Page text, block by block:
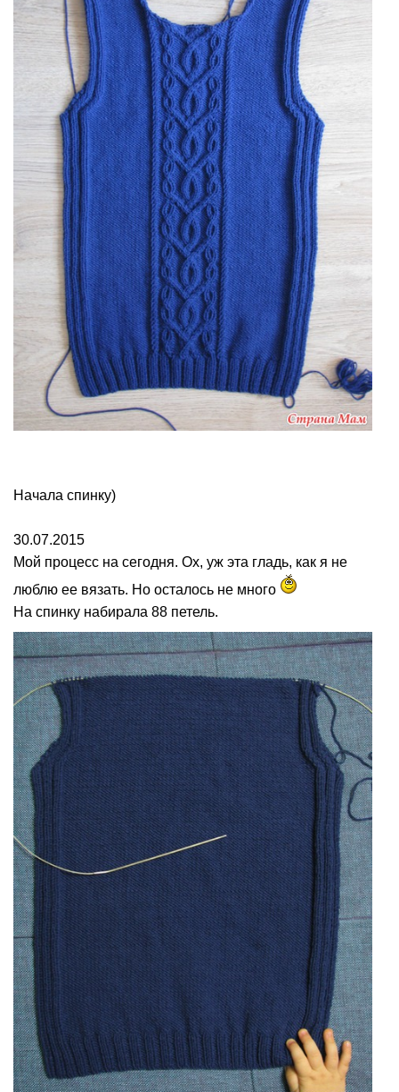
Начала спинку)
30.07.2015
Мой процесс на сегодня. Ох, уж эта гладь, как я не
люблю ее вязать. Но осталось не много
На спинку набирала 88 петель.